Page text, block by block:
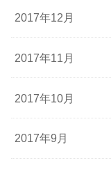
2017年12月
2017年11月
2017年10月
2017年9月